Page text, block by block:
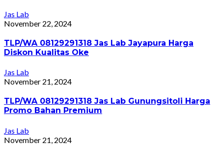
Jas Lab
November 22, 2024
TLP/WA 08129291318 Jas Lab Jayapura Harga
Diskon Kualitas Oke
Jas Lab
November 21, 2024
TLP/WA 08129291318 Jas Lab Gunungsitoli Harga
Promo Bahan Premium
Jas Lab
November 21, 2024